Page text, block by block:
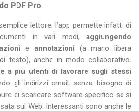
PDF Pro
lettore: l’app permette infatti di
in vari modi, aggiungendo
e annotazioni (a mano libera
testo), anche in modo collaborativo.
a più utenti di lavorare sugli stessi
gli indirizzi email, senza bisogno di
di scaricare software specifico se si
sul Web. Interessanti sono anche le